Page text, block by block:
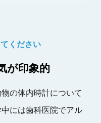
ください
が印象的
の体内時計について
には歯科医院でアル